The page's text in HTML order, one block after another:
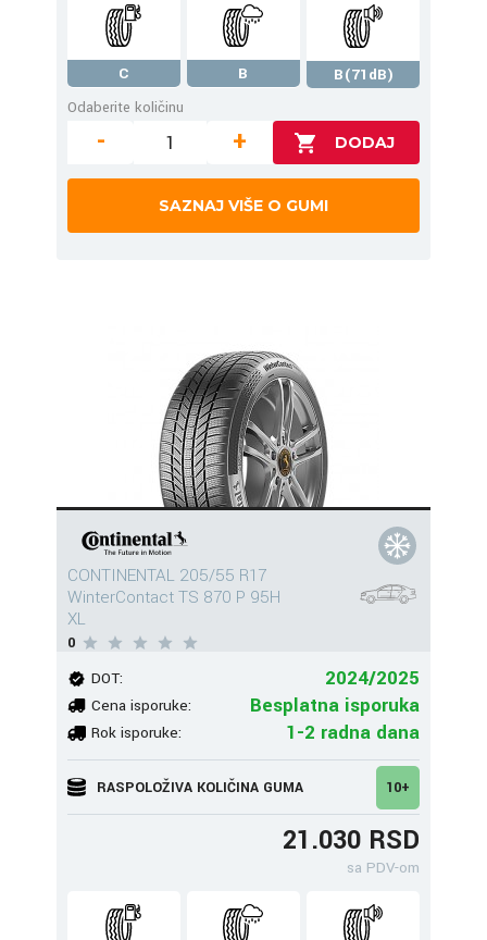
C B
B(71dB)
Odaberite količinu
- +
SAZNAJ VIŠE O GUMI
CONTINENTAL 205/55 R17
WinterContact TS 870 P 95H
XL
0
DOT: 2024/2025
Cena isporuke: Besplatna isporuka
Rok isporuke: 1-2 radna dana
RASPOLOŽIVA KOLIČINA GUMA 10+
21.030 RSD
sa PDV-om